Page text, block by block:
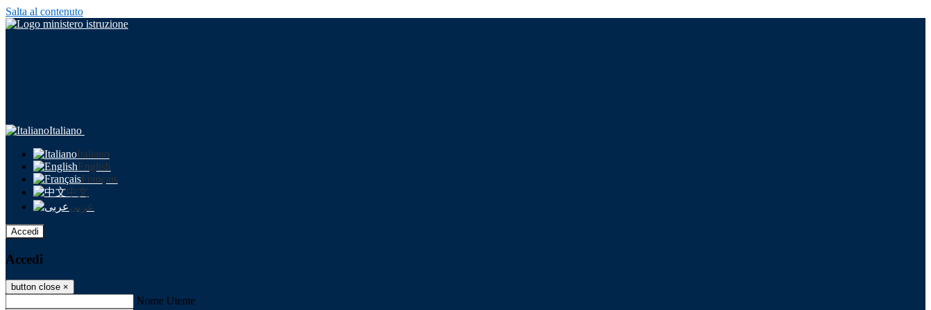
Salta al contenuto
Italiano
Italiano
English
Français
中文
عربى
Accedi
Accedi
button close ×
Nome Utente